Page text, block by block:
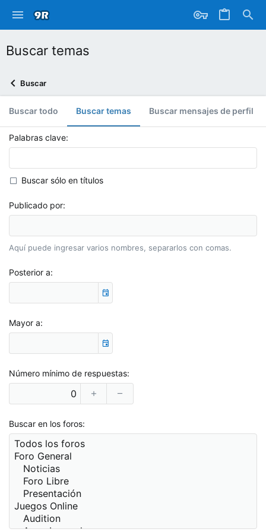
Buscar temas
Buscar
Buscar todo Buscar temas Buscar mensajes de perfil
Palabras clave
Buscar sólo en títulos
Publicado por
Aquí puede ingresar varios nombres, separarlos con comas.
Posterior a
Mayor a
Número mínimo de respuestas
Buscar en los foros